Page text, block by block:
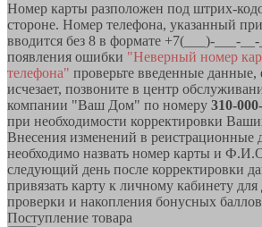
Номер карты разположен под штрих-
стороне. Номер телефона, указанный
вводится без 8 в формате +7(___)-___-
появления ошибки "Неверный номер
телефона" проверьте введенные
исчезает, позвоните в центр
компании "Ваш Дом" по номеру 310-
при необходимости корректировки
Внесения изменений в реистрационные
необходимо назвать номер карты и
следующий день после корректировки
привязать карту к личному кабинету
проверки и накопления бонусных
Поступление товара